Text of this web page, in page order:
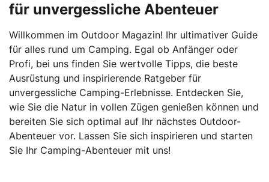
für unvergessliche Abenteuer
Willkommen im Outdoor Magazin! Ihr ultimativer Guide
für alles rund um Camping. Egal ob Anfänger oder
Profi, bei uns finden Sie wertvolle Tipps, die beste
Ausrüstung und inspirierende Ratgeber für
unvergessliche Camping-Erlebnisse. Entdecken Sie,
wie Sie die Natur in vollen Zügen genießen können und
bereiten Sie sich optimal auf Ihr nächstes Outdoor-
Abenteuer vor. Lassen Sie sich inspirieren und starten
Sie Ihr Camping-Abenteuer mit uns!